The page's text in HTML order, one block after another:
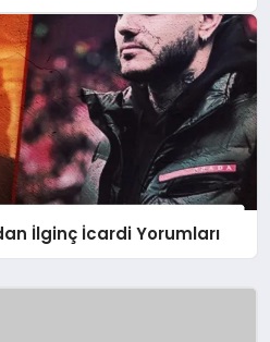
İlginç İcardi Yorumları